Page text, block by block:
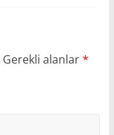
Gerekli alanlar*